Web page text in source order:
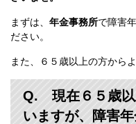
まずは、 年金事務所で障害
ださい。
また、６５歳以上の方から
Q. 現在６５歳以
いますが、障害